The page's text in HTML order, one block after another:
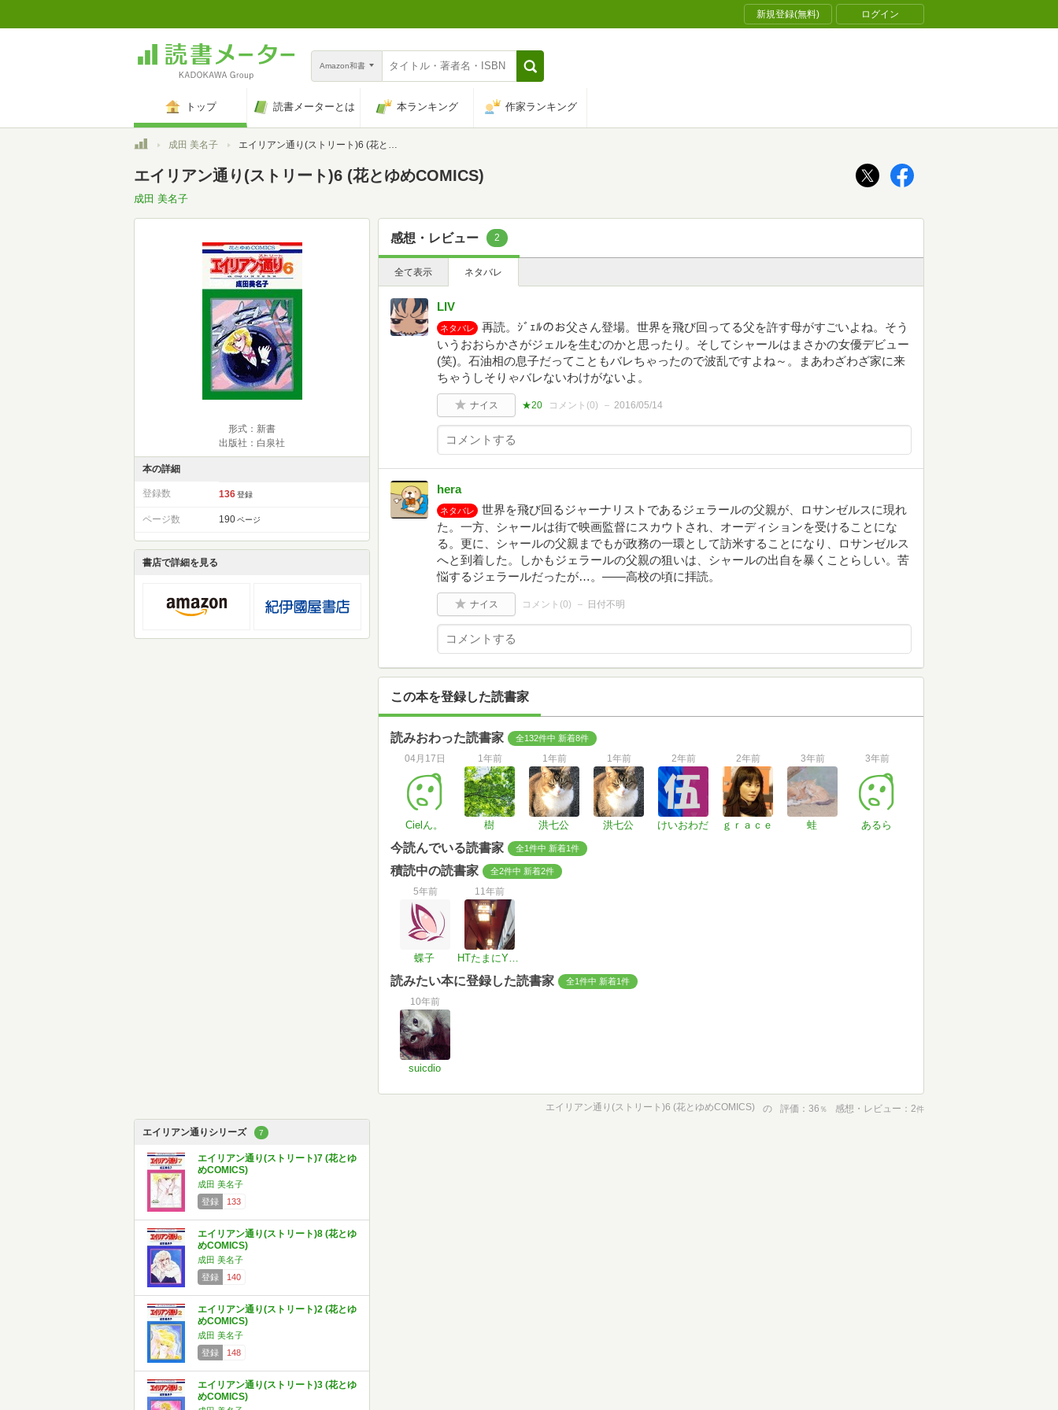
新規登録(無料) ログイン
Amazon和書
トップ 読書メーターとは 本ランキング 作家ランキング
トップ成田 美名子 エイリアン通り(ストリート)6 (花とゆめCOMICS)
エイリアン通り(ストリート)6 (花とゆめCOMICS)
成田 美名子
形式：新書
出版社：白泉社
本の詳細
登録数 136 登録
ページ数 190 ページ
書店で詳細を見る
エイリアン通りシリーズ 7
エイリアン通り(ストリート)7 (花とゆ
めCOMICS)
成田 美名子
登録
133
エイリアン通り(ストリート)8 (花とゆ
めCOMICS)
成田 美名子
登録
140
エイリアン通り(ストリート)2 (花とゆ
めCOMICS)
成田 美名子
登録
148
エイリアン通り(ストリート)3 (花とゆ
めCOMICS)
感想・レビュー 2
全て表示 ネタバレ
LIV
ネタバレ
再読。ｼﾞｪﾙのお父さん登場。世界を飛び回ってる父を許す母がすごいよね。そう
いうおおらかさがジェルを生むのかと思ったり。そしてシャールはまさかの女優デビュー
(笑)。石油相の息子だってこともバレちゃったので波乱ですよね～。まあわざわざ家に来
ちゃうしそりゃバレないわけがないよ。
ナイス ★20 コメント(0) 2016/05/14
hera
ネタバレ
世界を飛び回るジャーナリストであるジェラールの父親が、ロサンゼルスに現れ
た。一方、シャールは街で映画監督にスカウトされ、オーディションを受けることにな
る。更に、シャールの父親までもが政務の一環として訪米することになり、ロサンゼルス
へと到着した。しかもジェラールの父親の狙いは、シャールの出自を暴くことらしい。苦
悩するジェラールだったが…。――高校の頃に拝読。
ナイス コメント(0) 日付不明
この本を登録した読書家
読みおわった読書家 全132件中 新着8件
04月17日
Cielん。
1年前
樹
1年前
洪七公
1年前
洪七公
2年前
けいおわだ
2年前
ｇｒａｃｅ
3年前
蛙
3年前
あるら
今読んでいる読書家 全1件中 新着1件
積読中の読書家 全2件中 新着2件
5年前
蝶子
11年前
HTたまにYN@ぬ 積読消化中
読みたい本に登録した読書家 全1件中 新着1件
10年前
suicdio
エイリアン通り(ストリート)6 (花とゆめCOMICS) の 評価 36 ％ 感想・レビュー 2件